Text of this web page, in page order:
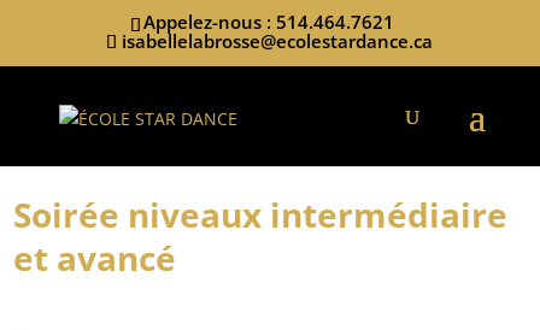
Appelez-nous : 514.464.7621
isabellelabrosse@ecolestardance.ca
Soirée niveaux intermédiaire
et avancé